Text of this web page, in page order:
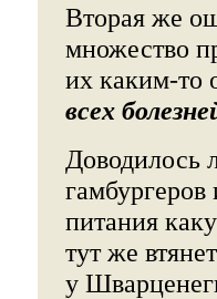
Вторая же
множество
их каким-
всех
Доводилось
питания
тут же
у